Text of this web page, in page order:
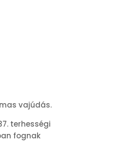
vajúdás.
terhességi
fognak